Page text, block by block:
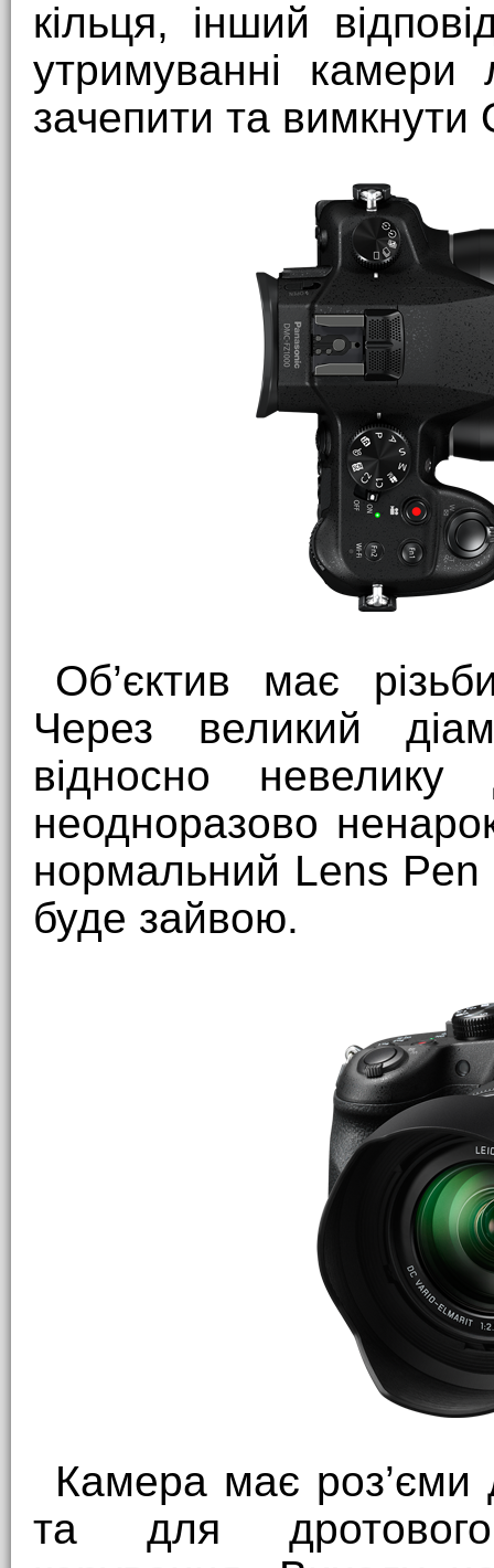
кільця, інший
утримуванні
зачепити та вимкнути
Об’єктив має
Через великий
відносно
неодноразово
нормальний Lens Pen
буде зайвою.
Камера має
та для дротового